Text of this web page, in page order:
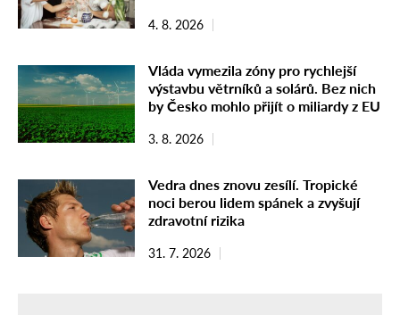
4. 8. 2026
Vláda vymezila zóny pro rychlejší
výstavbu větrníků a solárů. Bez nich
by Česko mohlo přijít o miliardy z EU
3. 8. 2026
Vedra dnes znovu zesílí. Tropické
noci berou lidem spánek a zvyšují
zdravotní rizika
31. 7. 2026